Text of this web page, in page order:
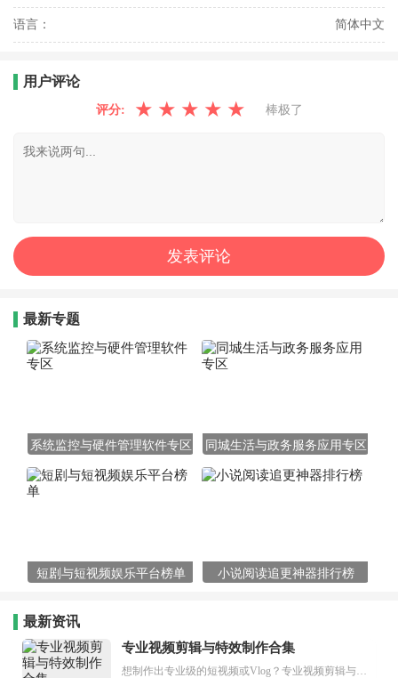
语言： 简体中文
用户评论
评分: ★ ★ ★ ★ ★ 棒极了
最新专题
系统监控与硬件管理软件专区 同城生活与政务服务应用专区
短剧与短视频娱乐平台榜单 小说阅读追更神器排行榜
最新资讯
专业视频剪辑与特效制作合集
想制作出专业级的短视频或Vlog？专业视频剪辑与特效制作大全专题为你提供了从剪辑、抠像到特效包装的全套解决方案。无论是添加炫酷的片头、进行精准的视频抠图，还是制...